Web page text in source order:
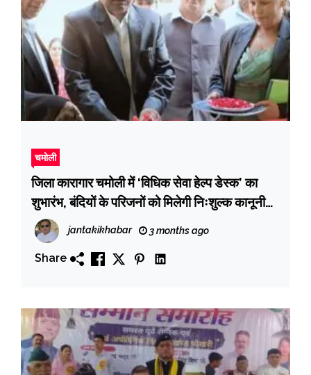
चमोली
जिला कारागार चमोली में ‘विधिक सेवा हेल्प डेस्क’ का
शुभारंभ, बंदियों के परिजनों को मिलेगी निःशुल्क कानूनी
सहायता
jantakikhabar 3 months ago
Share